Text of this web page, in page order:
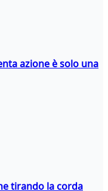
azione è solo una
tirando la corda